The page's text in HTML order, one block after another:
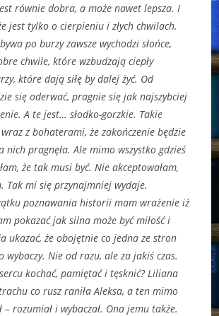
równie dobra, a może nawet lepsza. I
jest tylko o cierpieniu i złych chwilach.
po burzy zawsze wychodzi słońce,
chwile, które wzbudzają ciepły
które dają siłę by dalej żyć. Od
się oderwać, pragnie się jak najszybciej
A te jest… słodko-gorzkie. Takie
z bohaterami, że zakończenie będzie
nich pragnęła. Ale mimo wszystko gdzieś
że tak musi być. Nie akceptowałam,
Tak mi się przynajmniej wydaje.
poznawania historii mam wrażenie iż
pokazać jak silna może być miłość i
ukazać, że obojętnie co jedna ze stron
Nie od razu, ale za jakiś czas.
kochać, pamiętać i tęsknić? Liliana
co rusz raniła Aleksa, a ten mimo
– rozumiał i wybaczał. Ona jemu także.